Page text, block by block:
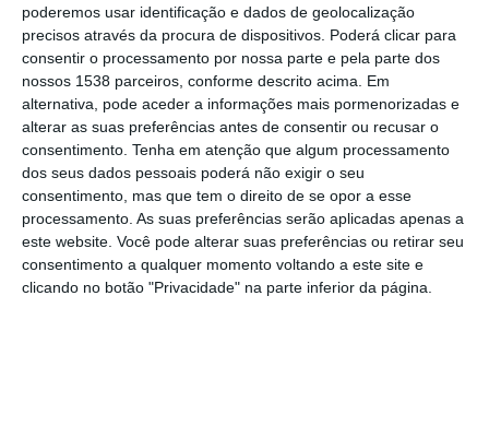
poderemos usar identificação e dados de geolocalização
precisos através da procura de dispositivos. Poderá clicar para
consentir o processamento por nossa parte e pela parte dos
nossos 1538 parceiros, conforme descrito acima. Em
alternativa, pode aceder a informações mais pormenorizadas e
alterar as suas preferências antes de consentir ou recusar o
consentimento. Tenha em atenção que algum processamento
dos seus dados pessoais poderá não exigir o seu
consentimento, mas que tem o direito de se opor a esse
processamento. As suas preferências serão aplicadas apenas a
este website. Você pode alterar suas preferências ou retirar seu
consentimento a qualquer momento voltando a este site e
clicando no botão "Privacidade" na parte inferior da página.
será antecedida por treinos livres e treinos
cronometrados. As equipas serão
compostas por dois a três pilotos, podendo
integrar participantes federados e hobbies. A
competição realiza-se em pista de terra e é
válida para todos os tipos de motos com
motor de 50cc, estejam matriculadas ou não.
No entanto, não é permitido o uso de
equipamentos de estrada, como faróis e